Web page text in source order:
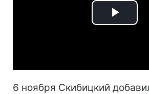
Play
6 ноября Скибицкий